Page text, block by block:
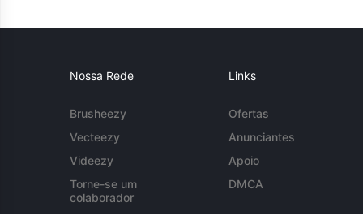
Nossa Rede
Brusheezy
Vecteezy
Videezy
Torne-se um
colaborador
Links
Ofertas
Anunciantes
Apoio
DMCA